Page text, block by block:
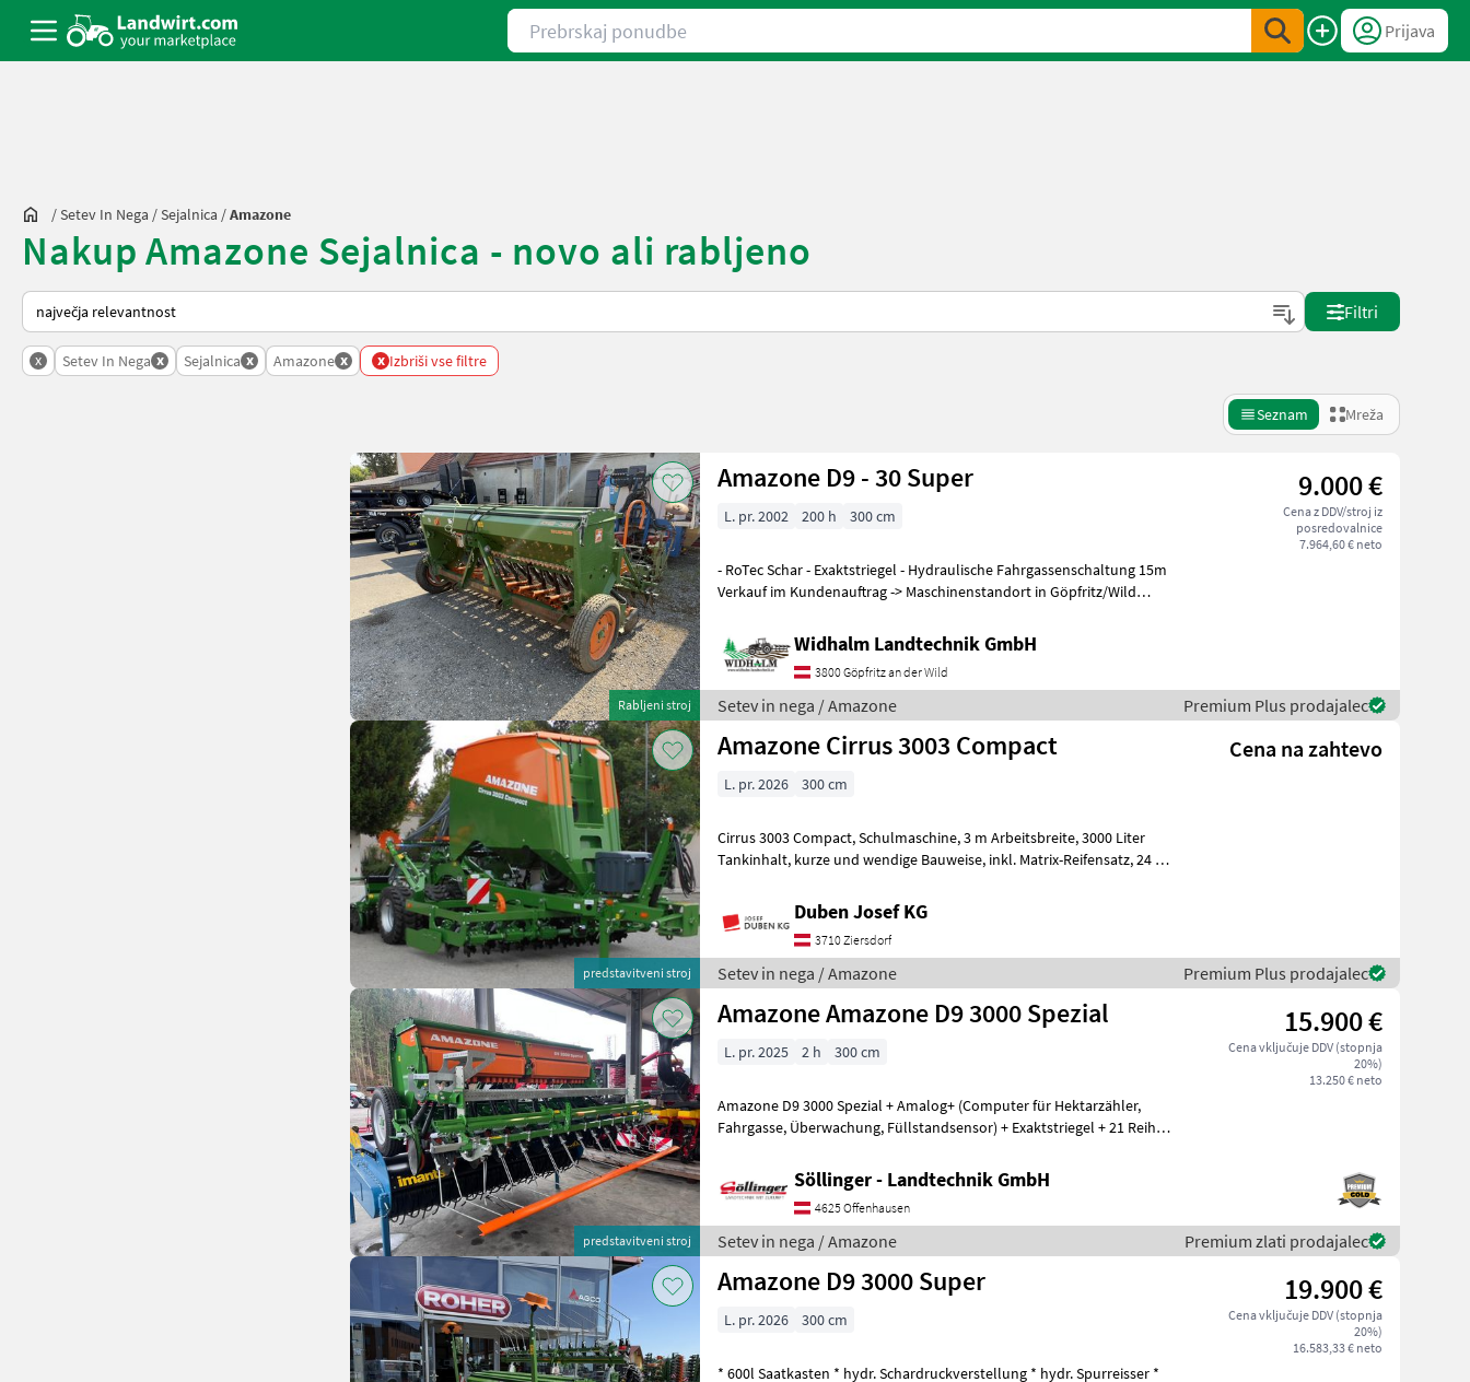
Prebrskaj ponudbe
Prijava
/Setev In Nega /Sejalnica /Amazone
Nakup Amazone Sejalnica - novo ali rabljeno
Tako je razvrščeno na Landwirt.com
Filtri
x Setev In Nega x Sejalnica x Amazone x x Izbriši vse filtre
Seznam Mreža
Rabljeni stroj
Amazone D9 - 30 Super 9.000 €
Cena z DDV/stroj iz
posredovalnice
7.964,60 € neto
L. pr. 2002 200 h 300 cm
- RoTec Schar - Exaktstriegel - Hydraulische Fahrgassenschaltung 15m
Verkauf im Kundenauftrag -> Maschinenstandort in Göpfritz/Wild
Widhalm Landtechnik GmbH
3800 Göpfritz an der Wild
Setev in nega / Amazone Premium Plus prodajalec
predstavitveni stroj
Amazone Cirrus 3003 Compact Cena na zahtevo
L. pr. 2026 300 cm
Cirrus 3003 Compact, Schulmaschine, 3 m Arbeitsbreite, 3000 Liter
Tankinhalt, kurze und wendige Bauweise, inkl. Matrix-Reifensatz, 24 x
Duben Josef KG
3710 Ziersdorf
Setev in nega / Amazone Premium Plus prodajalec
predstavitveni stroj
Amazone Amazone D9 3000 Spezial 15.900 €
Cena vključuje DDV (stopnja
20%)
13.250 € neto
L. pr. 2025 2 h 300 cm
Amazone D9 3000 Spezial + Amalog+ (Computer für Hektarzähler,
Fahrgasse, Überwachung, Füllstandsensor) + Exaktstriegel + 21 Reihen
Söllinger - Landtechnik GmbH
4625 Offenhausen
Setev in nega / Amazone Premium zlati prodajalec
Amazone D9 3000 Super 19.900 €
Cena vključuje DDV (stopnja
20%)
16.583,33 € neto
L. pr. 2026 300 cm
* 600l Saatkasten * hydr. Schardruckverstellung * hydr. Spurreisser *